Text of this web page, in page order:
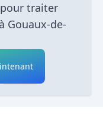
traiter
Gouaux-de-